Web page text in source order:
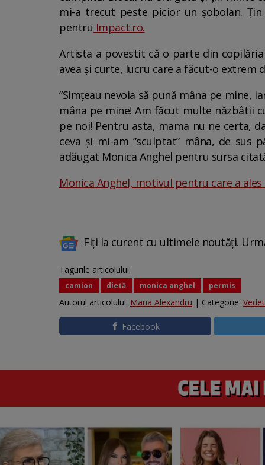
mi-a trecut peste picior un șobolan.
pentru Impact.ro.
Artista a povestit că o parte din
avea și curte, lucru care a făcut-o extrem
”Simțeau nevoia să pună mâna pe mine,
mâna pe mine! Am făcut multe năzbâtii
pe noi! Pentru asta, mama nu ne certa,
ceva și mi-am ”sculptat” mâna, de sus
adăugat Monica Anghel pentru sursa
Monica Anghel, motivul pentru care a
Fiți la curent cu ultimele noutăți.
Tagurile articolului:
camion dietă monica anghel permis
Autorul articolului: Maria Alexandru | Categorie:
Facebook